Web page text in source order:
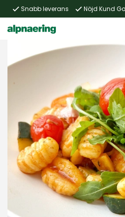
Snabb leverans Nöjd Kund